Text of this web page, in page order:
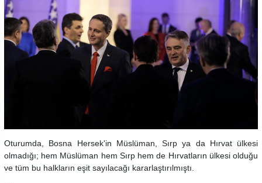
Oturumda, Bosna Hersek'in Müslüman, Sırp ya da Hırvat ülkesi
olmadığı; hem Müslüman hem Sırp hem de Hırvatların ülkesi olduğu
ve tüm bu halkların eşit sayılacağı kararlaştırılmıştı.